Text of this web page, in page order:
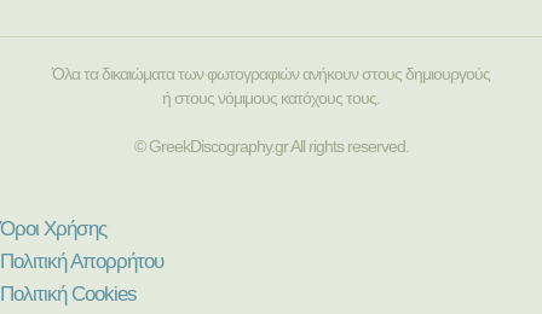
Όλα τα δικαιώματα των φωτογραφιών ανήκουν στους δημιουργούς
ή στους νόμιμους κατόχους τους.
© GreekDiscography.gr All rights reserved.
Όροι Χρήσης
Πολιτική Απορρήτου
Πολιτική Cookies